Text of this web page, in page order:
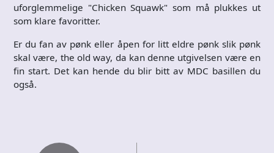
uforglemmelige "Chicken Squawk" som må plukkes ut
som klare favoritter.
Er du fan av pønk eller åpen for litt eldre pønk slik pønk
skal være, the old way, da kan denne utgivelsen være en
fin start. Det kan hende du blir bitt av MDC basillen du
også.